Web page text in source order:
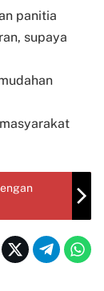
panitia
supaya